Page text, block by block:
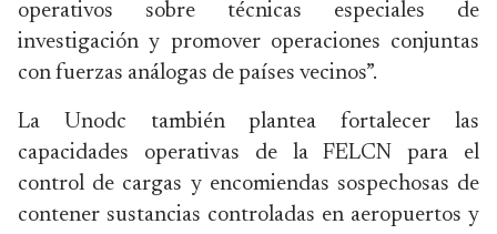
operativos sobre técnicas especiales de
investigación y promover operaciones conjuntas
con fuerzas análogas de países vecinos”.
La Unodc también plantea fortalecer las
capacidades operativas de la FELCN para el
control de cargas y encomiendas sospechosas de
contener sustancias controladas en aeropuertos y